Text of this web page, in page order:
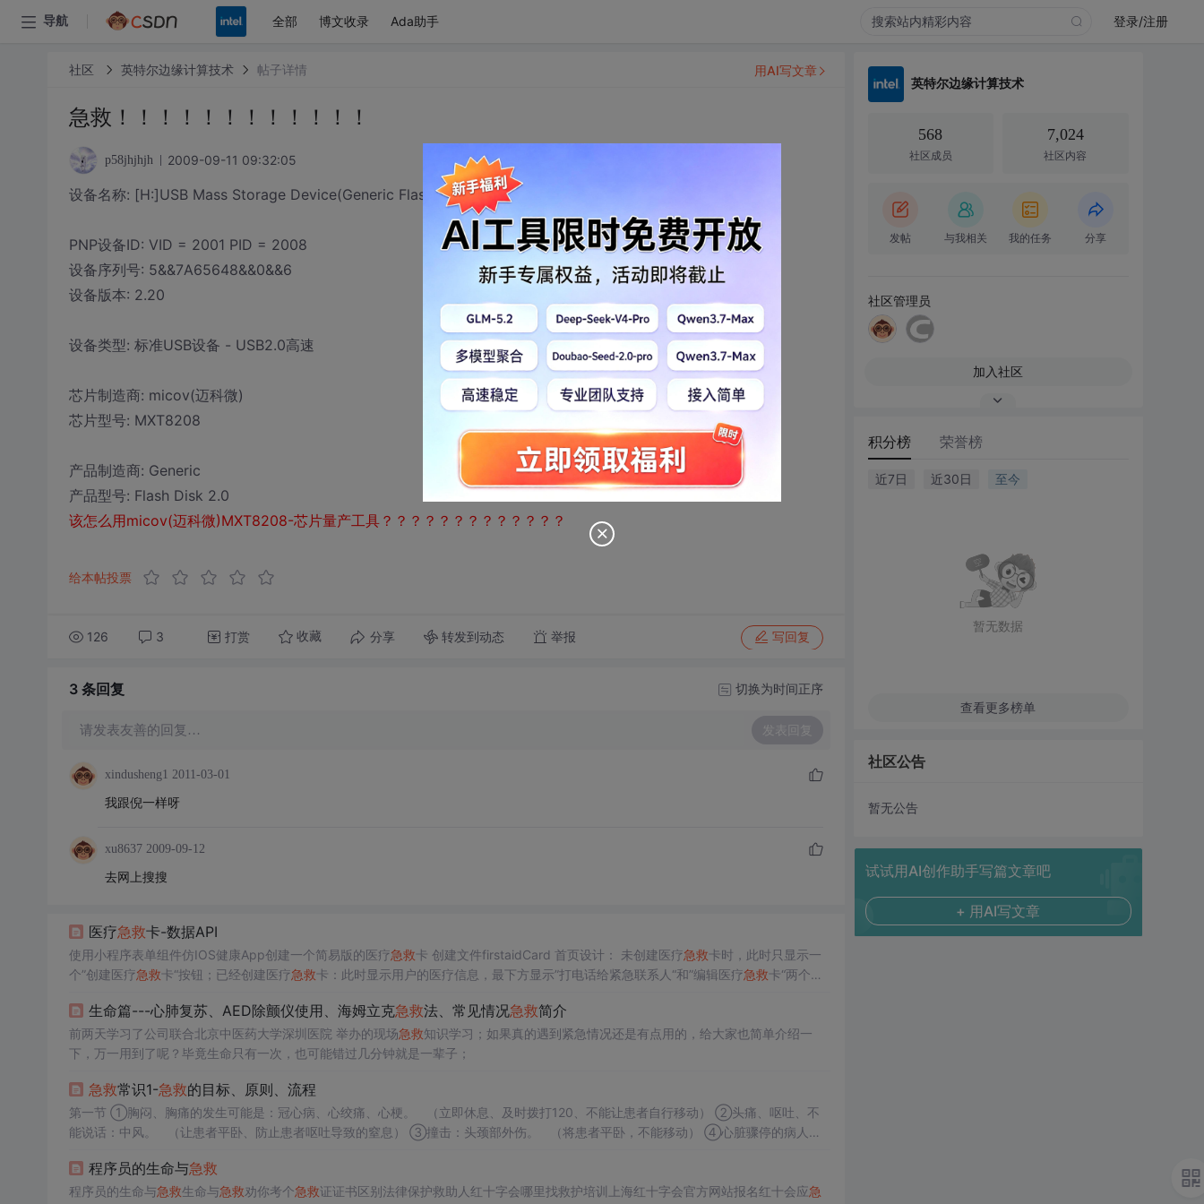
导航 全部 博文收录 Ada助手 登录/注册
社区 英特尔边缘计算技术 帖子详情
急救！！！！！！！！！！！！
p58jhjhjh 2009-09-11 09:32:05
设备名称: [H:]USB Mass Storage Device(Generic Flash Disk 2.0 USB Device)
PNP设备ID: VID = 2001 PID = 2008
设备序列号: 5&&7A65648&&0&&6
设备版本: 2.20
设备类型: 标准USB设备 - USB2.0高速
芯片制造商: micov(迈科微)
芯片型号: MXT8208
产品制造商: Generic
产品型号: Flash Disk 2.0
该怎么用micov(迈科微)MXT8208-芯片量产工具？？？？？？？？？？？？？
给本帖投票
126 3 打赏 收藏 分享 转发到动态 举报 写回复
用AI写文章
3 条回复 切换为时间正序
请发表友善的回复… 发表回复
xindusheng1 2011-03-01
我跟倪一样呀
xu8637 2009-09-12
去网上搜搜
医疗急救卡-数据API
使用小程序表单组件仿IOS健康App创建一个简易版的医疗急救 卡 创建文件firstaidCard 首页设计： 未创建医疗急救 卡时，此时只显示一
个”创建医疗急救 卡“按钮；已经创建医疗急救 卡：此时显示用户的医疗信息，最下方显示”打电话给紧急联系人“和”编辑医疗急救 卡“两个按
生命篇---心肺复苏、AED除颤仪使用、海姆立克急救法、常见情况急救简介
前两天学习了公司联合北京中医药大学深圳医院 举办的现场急救知识学习；如果真的遇到紧急情况还是有点用的，给大家也简单介绍一
下，万一用到了呢？毕竟生命只有一次，也可能错过几分钟就是一辈子；
急救常识1-急救的目标、原则、流程
第一节 ①胸闷、胸痛的发生可能是：冠心病、心绞痛、心梗。 （立即休息、及时拨打120、不能让患者自行移动） ②头痛、呕吐、不
能说话：中风。 （让患者平卧、防止患者呕吐导致的窒息） ③撞击：头颈部外伤。 （将患者平卧，不能移动） ④心脏骤停的病人救
程序员的生命与急救
程序员的生命与急救生命与急救劝你考个急救证证书区别法律保护救助人红十字会哪里找救护培训上海红十字会官方网站报名红十会应急
英特尔边缘计算技术
568
社区成员
7,024
社区内容
发帖 与我相关 我的任务 分享
社区管理员
加入社区
积分榜 荣誉榜
近7日 近30日 至今
暂无数据
查看更多榜单
社区公告
暂无公告
试试用AI创作助手写篇文章吧
+ 用AI写文章